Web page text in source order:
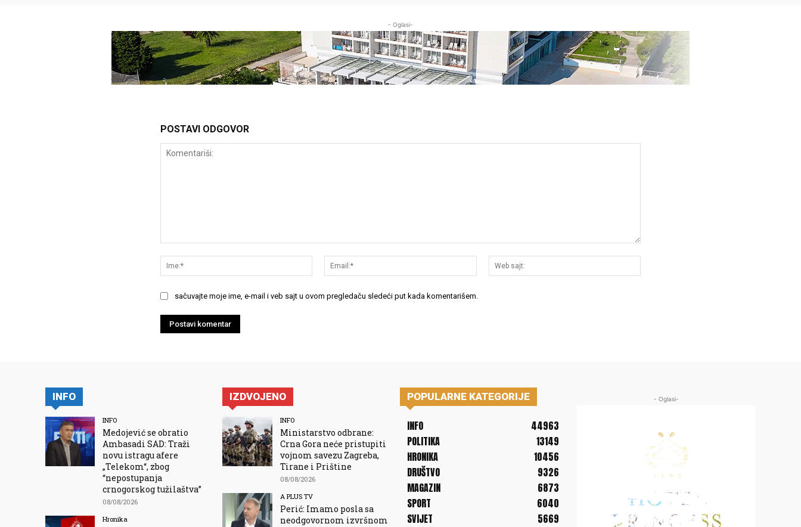
- Oglasi-
POSTAVI ODGOVOR
Ime:*
Email:*
sajt:
sačuvajte moje ime, e-mail i veb sajt u ovom pregledaču sledeći put kada komentarišem.
INFO
INFO
Medojević se obratio
Ambasadi SAD: Traži
novu istragu afere
„Telekom“, zbog
“nepostupanja
crnogorskog tužilaštva”
08/08/2026
Hronika
IZDVOJENO
INFO
Ministarstvo odbrane:
Crna Gora neće pristupiti
vojnom savezu Zagreba,
Tirane i Prištine
08/08/2026
A PLUS TV
Perić: Imamo posla sa
neodgovornom izvršnom
POPULARNE KATEGORIJE
INFO
44963
POLITIKA
13149
HRONIKA
10456
DRUŠTVO
9326
MAGAZIN
6873
SPORT
6040
SVIJET
5669
- Oglasi-